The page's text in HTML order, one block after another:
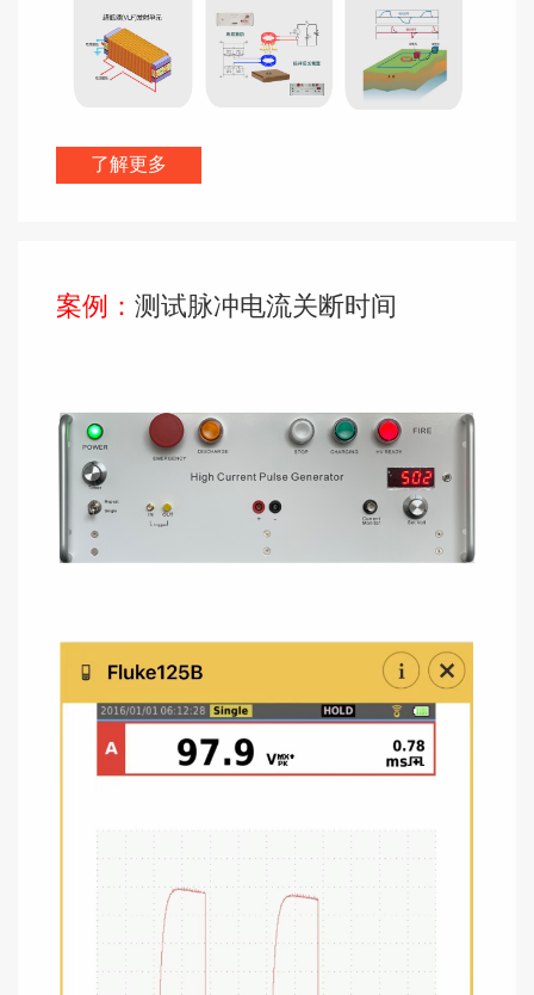
了解更多
案例： 测试脉冲电流关断时间